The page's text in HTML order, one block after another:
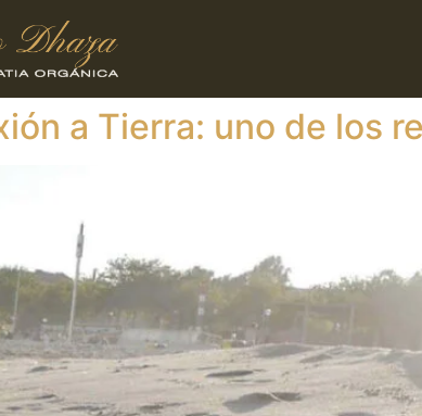
a Tierra: uno de los